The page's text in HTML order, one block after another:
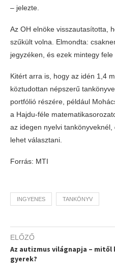
– jelezte.
Az OH elnöke visszautasította,
szűkült volna. Elmondta:
jegyzéken, és ezek mintegy
Kitért arra is, hogy az idén 1,4
köztudottan népszerű
portfólió részére, például
a Hajdu-féle
az idegen nyelvi
lehet választani.
Forrás: MTI
INGYENES TANKÖNYV
ELŐZŐ
Az autizmus világnapja –
gyerek?